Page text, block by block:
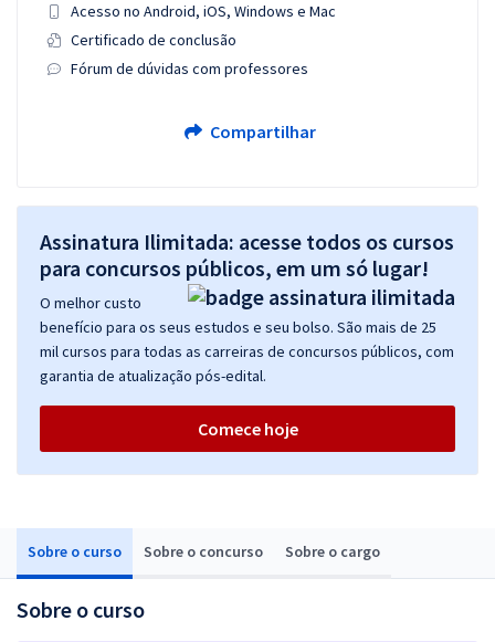
Sobre o curso Sobre o concurso Sobre o cargo
Sobre o curso
Acesso no Android, iOS, Windows e Mac
Certificado de conclusão
Fórum de dúvidas com professores
Compartilhar
Assinatura Ilimitada: acesse todos os cursos
para concursos públicos, em um só lugar!
O melhor custo
benefício para os seus estudos e seu bolso. São mais de 25
mil cursos para todas as carreiras de concursos públicos, com
garantia de atualização pós-edital.
Comece hoje